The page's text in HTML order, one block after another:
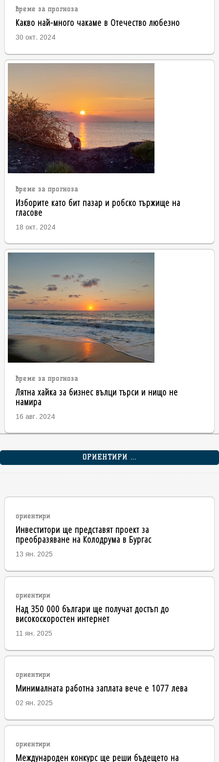
време за прогноза
Какво най-много чакаме в Отечество любезно
30 окт. 2024
време за прогноза
Изборите като бит пазар и робско тържище на
гласове
18 окт. 2024
време за прогноза
Лятна хайка за бизнес вълци търси и нищо не
намира
16 авг. 2024
ОРИЕНТИРИ ...
ориентири
Инвеститори ще представят проект за
преобразяване на Колодрума в Бургас
13 ян. 2025
ориентири
Над 350 000 българи ще получат достъп до
високоскоростен интернет
11 ян. 2025
ориентири
Минималната работна заплата вече е 1077 лева
02 ян. 2025
ориентири
Международен конкурс ще реши бъдещето на